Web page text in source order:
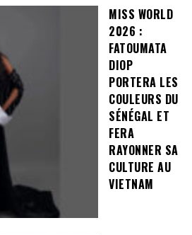
MISS WORLD
2026 :
FATOUMATA
DIOP
PORTERA LES
COULEURS DU
SÉNÉGAL ET
FERA
RAYONNER SA
CULTURE AU
VIETNAM